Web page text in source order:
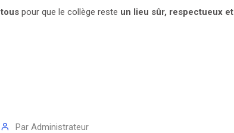
pour que le collège reste un lieu sûr, respectueux et
Par Administrateur